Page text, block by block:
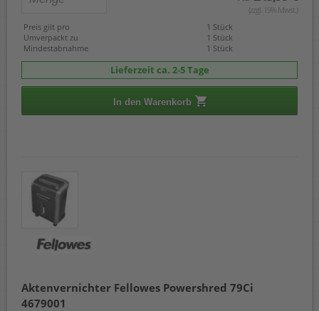
(zzgl. 19% Mwst.)
Preis gilt pro
1 Stück
Umverpackt zu
1 Stück
Mindestabnahme
1 Stück
Lieferzeit ca. 2-5 Tage
In den Warenkorb
Aktenvernichter Fellowes Powershred 79Ci
4679001